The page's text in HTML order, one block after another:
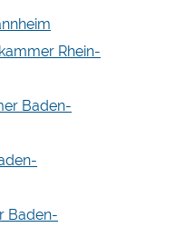
Rhein-
Baden-
Baden-